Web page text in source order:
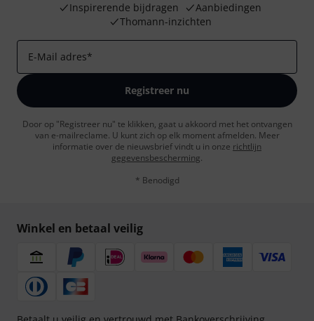
Inspirerende bijdragen
Aanbiedingen
Thomann-inzichten
E-Mail adres*
Registreer nu
Door op "Registreer nu" te klikken, gaat u akkoord met het ontvangen
van e-mailreclame. U kunt zich op elk moment afmelden. Meer
informatie over de nieuwsbrief vindt u in onze richtlijn
gegevensbescherming.
* Benodigd
Winkel en betaal veilig